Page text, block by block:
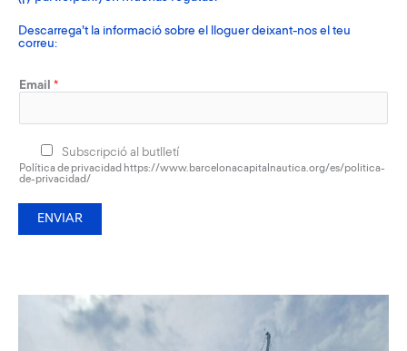
Descarrega’t la informació sobre el lloguer deixant-nos el teu
correu:
Email *
Subscripció al butlletí
Política de privacidad https://www.barcelonacapitalnautica.org/es/politica-
de-privacidad/
ENVIAR